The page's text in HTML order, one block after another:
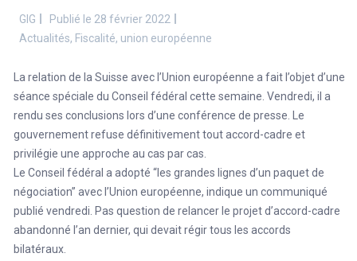
GIG
Publié le 28 février 2022
Actualités, Fiscalité, union européenne
La relation de la Suisse avec l’Union européenne a fait l’objet d’une
séance spéciale du Conseil fédéral cette semaine. Vendredi, il a
rendu ses conclusions lors d’une conférence de presse. Le
gouvernement refuse définitivement tout accord-cadre et
privilégie une approche au cas par cas.
Le Conseil fédéral a adopté “les grandes lignes d’un paquet de
négociation” avec l’Union européenne, indique un communiqué
publié vendredi. Pas question de relancer le projet d’accord-cadre
abandonné l’an dernier, qui devait régir tous les accords
bilatéraux.